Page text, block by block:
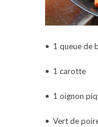
• 1 queue de
• 1 carotte
• 1 oignon
• Vert de